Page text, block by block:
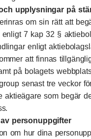
upplysningar på
om sin rätt att
enligt 7 kap 32 §
enligt
att finnas
på bolagets
senast tre veckor
aktieägare som begär
personuppgifter
om hur dina